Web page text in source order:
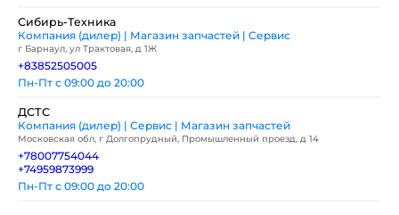
Сибирь-Техника
Компания (дилер) | Магазин запчастей | Сервис
г Барнаул, ул Трактовая, д 1Ж
+83852505005
Пн-Пт с 09:00 до 20:00
ДСТС
Компания (дилер) | Сервис | Магазин запчастей
Московская обл, г Долгопрудный, Промышленный проезд, д 14
+78007754044
+74959873999
Пн-Пт с 09:00 до 20:00